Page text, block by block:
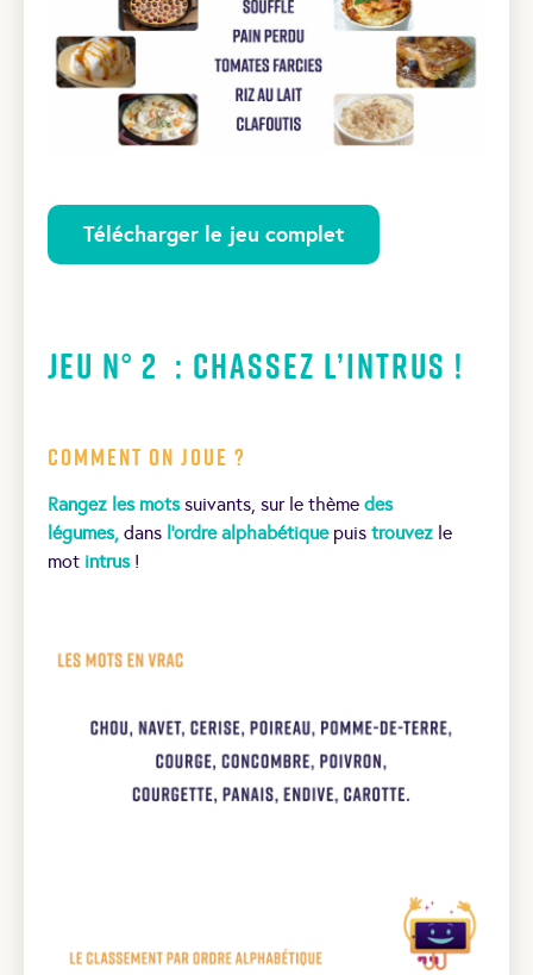
Télécharger le jeu complet
Jeu N° 2 : Chassez l’intrus !
Comment on joue ?
Rangez les motssuivants, sur le thème des
légumes, dans l’ordre alphabétiquepuis trouvez le
mot intrus!